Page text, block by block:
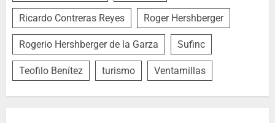
Ricardo Contreras Reyes Roger Hershberger
Rogerio Hershberger de la Garza Sufinc
Teofilo Benítez turismo Ventamillas